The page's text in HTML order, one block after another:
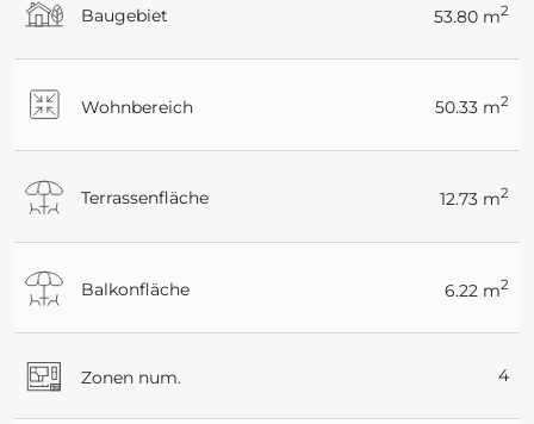
Baugebiet 53.80 m2
Wohnbereich 50.33 m2
Terrassenfläche 12.73 m2
Balkonfläche 6.22 m2
Zonen num. 4